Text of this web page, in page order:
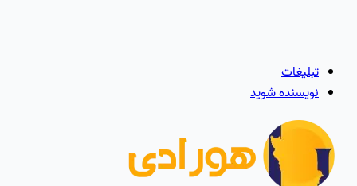
تبلیغات
نویسنده شوید